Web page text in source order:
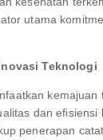
utama
Teknologi
kemajuan
dan efisiensi
penerapan